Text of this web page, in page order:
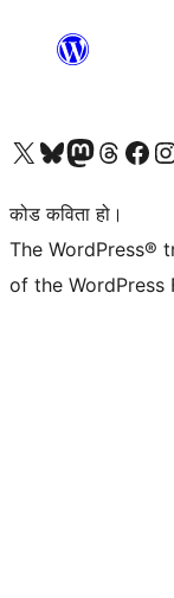
हाम्रो X (पहिले ट्विटर) खातामा जानुहोस्
हाम्रो Bluesky खाता भ्रमण गर्नुहोस्
हाम्रो म्यास्टोडन खाता भ्रमण गर्नुहोस्
हाम्रो थ्रेड्स खातामा जानुहोस्
हाम्रो फेसबुक
कोड कविता हो।
The WordPress®
of the WordPress